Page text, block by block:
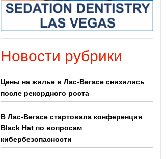
Новости рубрики
Цены на жилье в Лас-Вегасе снизились
после рекордного роста
В Лас-Вегасе стартовала конференция
Black Hat по вопросам
кибербезопасности